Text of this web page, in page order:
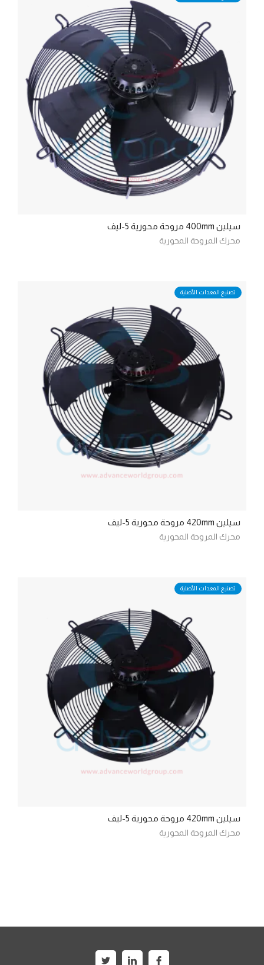
سيلين 400mm مروحة محورية 5-ليف
محرك المروحة المحورية
تصنيع المعدات الأصلية
سيلين 420mm مروحة محورية 5-ليف
محرك المروحة المحورية
تصنيع المعدات الأصلية
سيلين 420mm مروحة محورية 5-ليف
محرك المروحة المحورية